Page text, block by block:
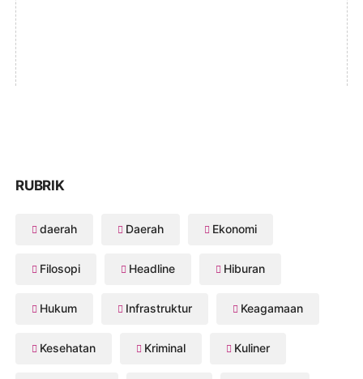
RUBRIK
daerah Daerah Ekonomi
Filosopi Headline Hiburan
Hukum Infrastruktur Keagamaan
Kesehatan Kriminal Kuliner